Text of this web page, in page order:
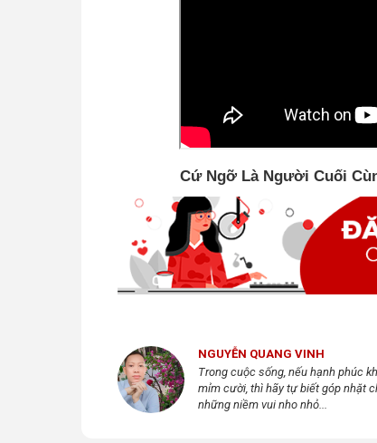
Cứ Ngỡ Là Người Cuối
NGUYỄN QUANG VINH
Trong cuộc sống, nếu hạnh phúc
mỉm cười, thì hãy tự biết góp nhặt
những niềm vui nho nhỏ...